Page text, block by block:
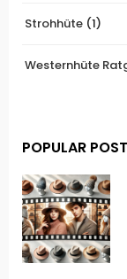
Strohhüte (1)
Westernhüte
POPULAR